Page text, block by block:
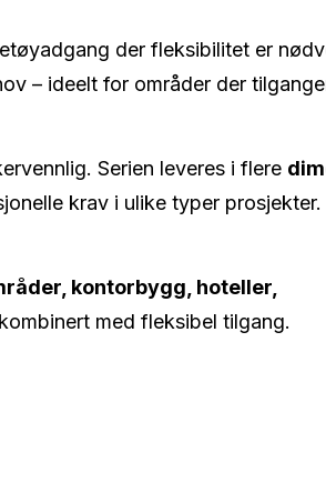
der fleksibilitet er
– ideelt for områder der
Serien leveres i flere
krav i ulike typer prosjekter.
kontorbygg, hoteller,
med fleksibel tilgang.